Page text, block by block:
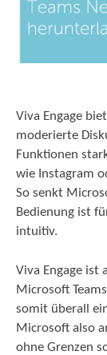
Viva Engage
moderierte
Funktionen
wie Instagram
So senkt
Bedienung ist
intuitiv.
Viva Engage ist
Microsoft
somit überall
Microsoft also
ohne Grenzen